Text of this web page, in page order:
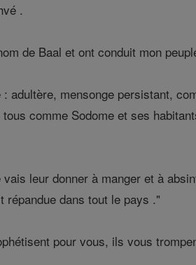
.
de Baal et ont conduit mon
adultère, mensonge persistant,
comme Sodome et ses
leur donner à manger et à
répandue dans tout le pays ."
pour vous, ils vous